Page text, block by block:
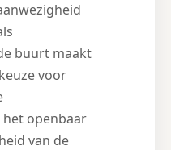
buurt maakt
voor
openbaar
van de